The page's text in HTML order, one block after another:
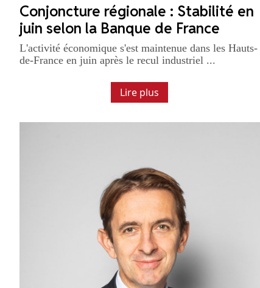
Conjoncture régionale : Stabilité en
juin selon la Banque de France
L'activité économique s'est maintenue dans les Hauts-
de-France en juin après le recul industriel ...
Lire plus